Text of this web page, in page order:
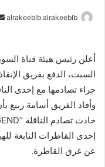
alrakeeblb alrakeeblb
أعلن رئيس هيئة قناة
السبت، الدفع بفريق
جراء تصادمها مع إحدى
وأفاد الفريق أسامة ربيع
عن غرق القاطرة.